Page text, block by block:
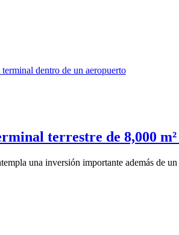
terrestre de 8,000
una inversión importante además de